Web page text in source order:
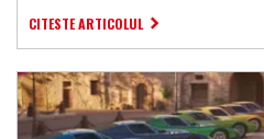
CITESTE ARTICOLUL